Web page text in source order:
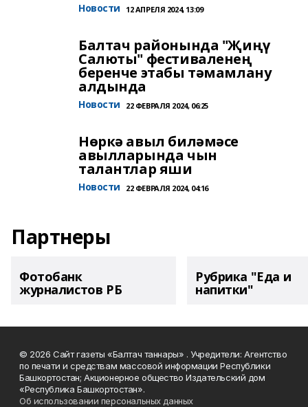
Новости 12 АПРЕЛЯ 2024, 13:09
Балтач районында "Җиңү
Салюты" фестиваленең
беренче этабы тәмамлану
алдында
Новости 22 ФЕВРАЛЯ 2024, 06:25
Нөркә авыл биләмәсе
авылларында чын
талантлар яши
Новости 22 ФЕВРАЛЯ 2024, 04:16
Партнеры
Фотобанк
журналистов РБ
Рубрика "Еда и
напитки"
© 2026 Сайт газеты «Балтач таннары» . Учредители: Агентство
по печати и средствам массовой информации Республики
Башкортостан; Акционерное общество Издательский дом
«Республика Башкортостан».
Об использовании персональных данных